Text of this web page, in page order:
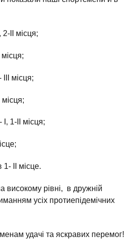
ІІ місця;
місця;
1-ІІ місця;
ІІ місце.
рівні, в дружній
усіх протиепідемічних
удачі та яскравих пeрeмог!